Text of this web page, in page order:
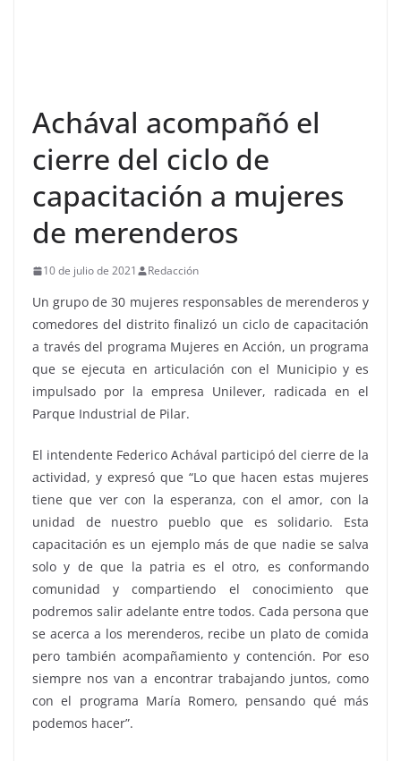
Achával acompañó el
cierre del ciclo de
capacitación a mujeres
de merenderos
10 de julio de 2021 Redacción
Un grupo de 30 mujeres responsables de merenderos y
comedores del distrito finalizó un ciclo de capacitación
a través del programa Mujeres en Acción, un programa
que se ejecuta en articulación con el Municipio y es
impulsado por la empresa Unilever, radicada en el
Parque Industrial de Pilar.
El intendente Federico Achával participó del cierre de la
actividad, y expresó que “Lo que hacen estas mujeres
tiene que ver con la esperanza, con el amor, con la
unidad de nuestro pueblo que es solidario. Esta
capacitación es un ejemplo más de que nadie se salva
solo y de que la patria es el otro, es conformando
comunidad y compartiendo el conocimiento que
podremos salir adelante entre todos. Cada persona que
se acerca a los merenderos, recibe un plato de comida
pero también acompañamiento y contención. Por eso
siempre nos van a encontrar trabajando juntos, como
con el programa María Romero, pensando qué más
podemos hacer”.